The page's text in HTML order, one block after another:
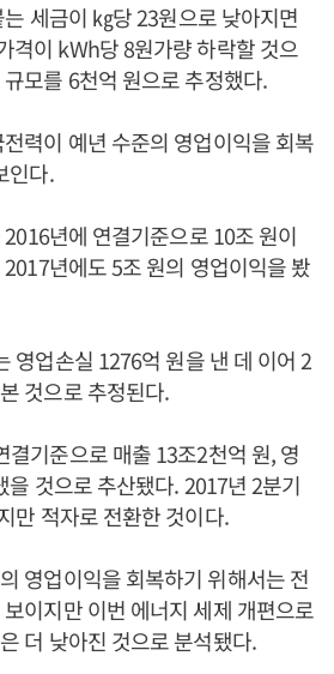
세금이 ㎏당 23원으로 낮아지면
격이 kWh당 8원가량 하락할 것으
모를 6천억 원으로 추정했다.
력이 예년 수준의 영업이익을 회복
인다.
년에 연결기준으로 10조 원이
년에도 5조 원의 영업이익을 봤
영업손실 1276억 원을 낸 데 이어 2
것으로 추정된다.
결기준으로 매출 13조2천억 원, 영
을 것으로 추산됐다. 2017년 2분기
만 적자로 전환한 것이다.
영업이익을 회복하기 위해서는 전
이지만 이번 에너지 세제 개편으로
더 낮아진 것으로 분석됐다.